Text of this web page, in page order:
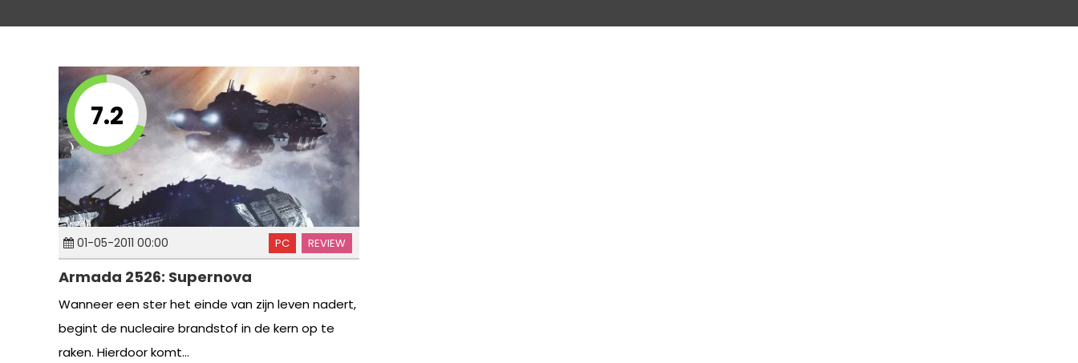
7.2
01-05-2011 00:00 PC REVIEW
Armada 2526: Supernova
Wanneer een ster het einde van zijn leven nadert,
begint de nucleaire brandstof in de kern op te
raken. Hierdoor komt...